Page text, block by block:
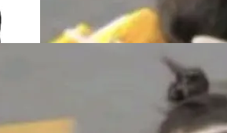
视为传统众包百科网站
调查发现，无论
面，均未出现近期更
册 LocaleChangeInt
能看到第一行翻译文
整个 i18n 模块围绕三
增强 Iceberg：
INTO 与 Iceb
的，正是缺失的那一
础上，Doris 进一步支
Iceberg V3 格式。
议中心开幕。本届大会